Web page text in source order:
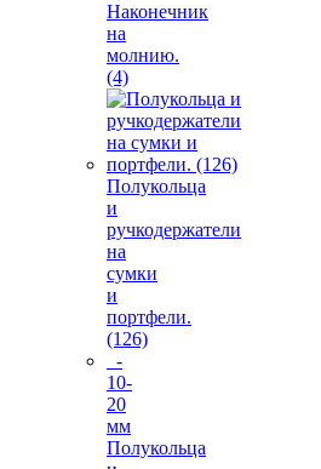
Наконечник
на
молнию.
(4)
Полукольца
и
ручкодержатели
на
сумки
и
портфели.
(126)
-
10-
20
мм
Полукольца